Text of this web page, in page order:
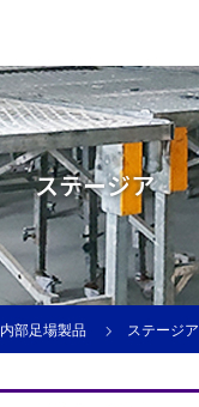
ステージア
内部足場製品 ステージア